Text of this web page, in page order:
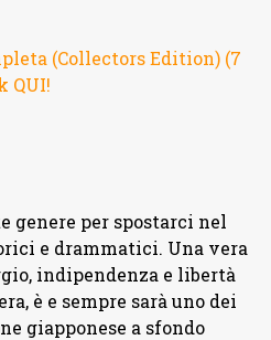
(Collectors Edition) (7
QUI!
genere per spostarci nel
e drammatici. Una vera
indipendenza e libertà
è e sempre sarà uno dei
giapponese a sfondo